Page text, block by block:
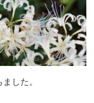
した。